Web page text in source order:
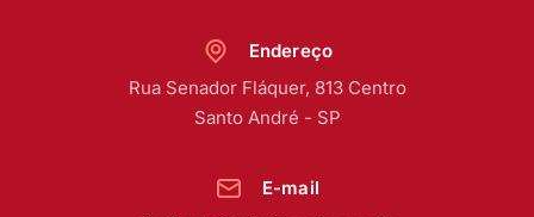
Endereço
Rua Senador Fláquer, 813 Centro
Santo André - SP
E-mail